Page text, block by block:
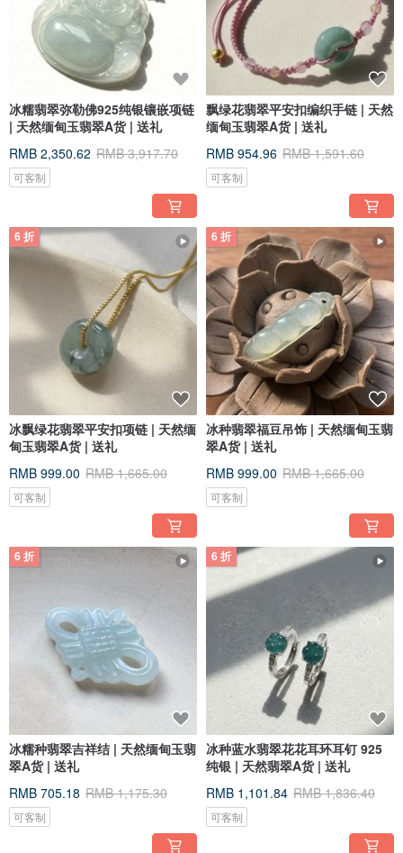
冰糯翡翠弥勒佛925纯银镶嵌项链
| 天然缅甸玉翡翠A货 | 送礼
RMB 2,350.62 RMB 3,917.70
可客制
飘绿花翡翠平安扣编织手链 | 天然
缅甸玉翡翠A货 | 送礼
RMB 954.96 RMB 1,591.60
可客制
6 折
冰飘绿花翡翠平安扣项链 | 天然缅
甸玉翡翠A货 | 送礼
RMB 999.00 RMB 1,665.00
可客制
6 折
冰种翡翠福豆吊饰 | 天然缅甸玉翡
翠A货 | 送礼
RMB 999.00 RMB 1,665.00
可客制
6 折
冰糯种翡翠吉祥结 | 天然缅甸玉翡
翠A货 | 送礼
RMB 705.18 RMB 1,175.30
可客制
6 折
冰种蓝水翡翠花花耳环耳钉 925
纯银 | 天然翡翠A货 | 送礼
RMB 1,101.84 RMB 1,836.40
可客制